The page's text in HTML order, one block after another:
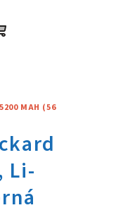
MAH (56